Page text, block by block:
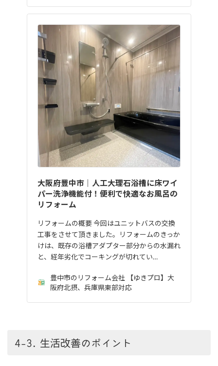
大阪府豊中市｜人工大理石浴槽に床ワイ
パー洗浄機能付！便利で快適なお風呂の
リフォーム
リフォームの概要 今回はユニットバスの交換
工事をさせて頂きました。リフォームのきっか
けは、既存の浴槽アダプター部分からの水漏れ
と、経年劣化でコーキングが切れてい…
豊中市のリフォーム会社 【ゆきプロ】大
阪府北摂、兵庫県東部対応
4-3. 生活改善のポイント